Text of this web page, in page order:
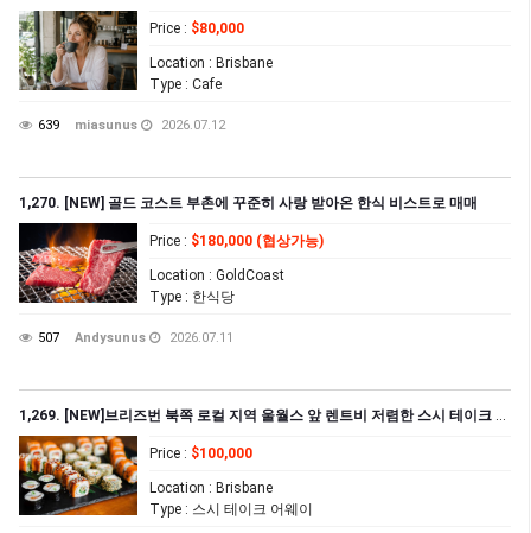
Price : $80,000
Location : Brisbane
Type : Cafe
639 miasunus 2026.07.12
1,270. [NEW] 골드 코스트 부촌에 꾸준히 사랑 받아온 한식 비스트로 매매
Price : $180,000 (협상가능)
Location : GoldCoast
Type : 한식당
507 Andysunus 2026.07.11
1,269. [NEW]브리즈번 북쪽 로컬 지역 울월스 앞 렌트비 저렴한 스시 테이크 어웨이 집($1,502.57+GST)
Price : $100,000
Location : Brisbane
Type : 스시 테이크 어웨이